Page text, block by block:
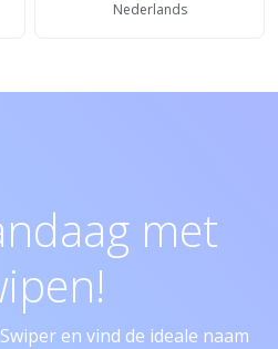
Nederlands
met
en vind de ideale naam